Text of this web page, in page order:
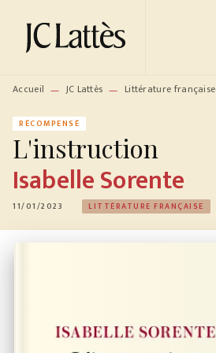
MENU RECHERCHE
PIED DE PAGE
Accueil — JC Lattès — Littérature française
RÉCOMPENSÉ
L'instruction
Isabelle Sorente
11/01/2023 LITTÉRATURE FRANÇAISE